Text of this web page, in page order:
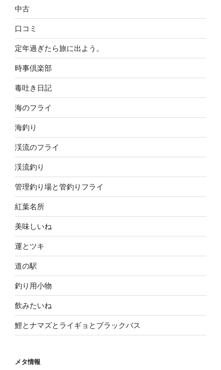
中古
口コミ
定年過ぎたら旅に出よう。
時事倶楽部
毒吐き日記
海のフライ
海釣り
渓流のフライ
渓流釣り
管理釣り場と管釣りフライ
紅葉名所
美味しいね
運とツキ
道の駅
釣り用小物
飲みたいね
鯉とナマズとライギョとブラックバス
メタ情報